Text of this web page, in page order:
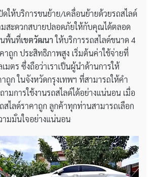
ดให้บริการขนย้าย/เคลื่อนย้ายด้วยรถสไลด์
สะดวกสบายปลอดภัยให้กับคุณได้ตลอด
นพื้นที่เขตวัฒนาให้บริการรถสไลด์ขนาด 4
าถูก ประสิทธิภาพสูง เริ่มต้นค่าใช้จ่ายที่
มตร ซึ่งถือว่าเราเป็นผู้นำด้านการให้
ถูก ในจังหวัดกรุงเทพฯ ที่สามารถให้คำ
มการใช้งานรถสไลด์ได้อย่างแน่นอน เมื่อ
สไลด์ราคาถูก ลูกค้าทุกท่านสามารถเลือก
ามมั่นใจอย่างแน่นอน